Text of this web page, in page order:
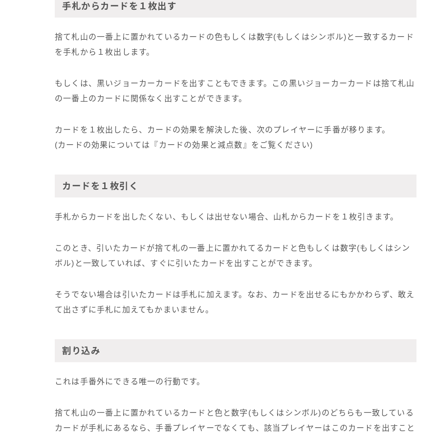
手札からカードを１枚出す
捨て札山の一番上に置かれているカードの色もしくは数字(もしくはシンボル)と一致するカード
を手札から１枚出します。
もしくは、黒いジョーカーカードを出すこともできます。この黒いジョーカーカードは捨て札山
の一番上のカードに関係なく出すことができます。
カードを１枚出したら、カードの効果を解決した後、次のプレイヤーに手番が移ります。
(カードの効果については『カードの効果と減点数』をご覧ください)
カードを１枚引く
手札からカードを出したくない、もしくは出せない場合、山札からカードを１枚引きます。
このとき、引いたカードが捨て札の一番上に置かれてるカードと色もしくは数字(もしくはシン
ボル)と一致していれば、すぐに引いたカードを出すことができます。
そうでない場合は引いたカードは手札に加えます。なお、カードを出せるにもかかわらず、敢え
て出さずに手札に加えてもかまいません。
割り込み
これは手番外にできる唯一の行動です。
捨て札山の一番上に置かれているカードと色と数字(もしくはシンボル)のどちらも一致している
カードが手札にあるなら、手番プレイヤーでなくても、該当プレイヤーはこのカードを出すこと